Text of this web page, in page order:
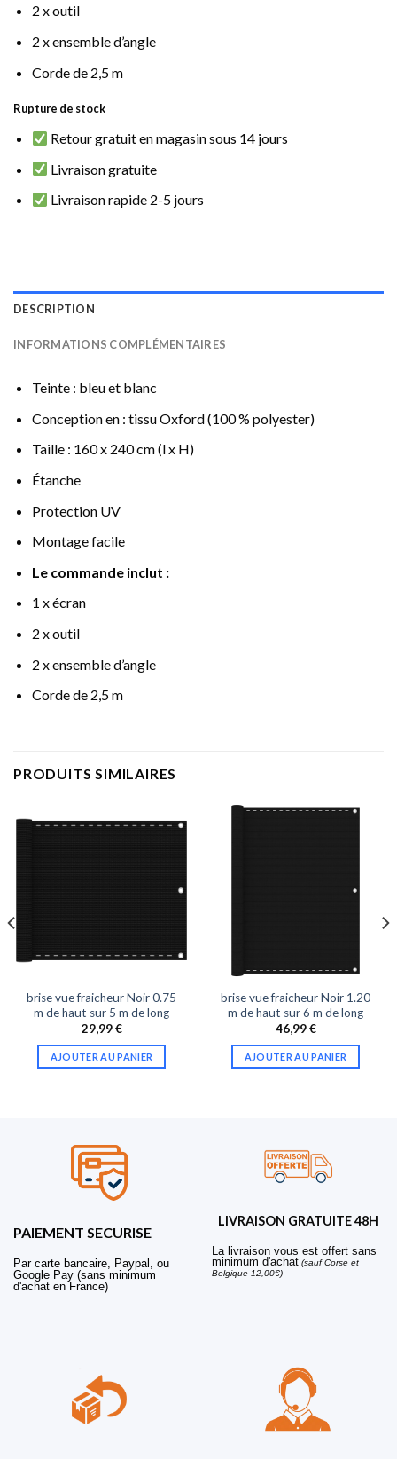
2 x outil
2 x ensemble d’angle
Corde de 2,5 m
Rupture de stock
Retour gratuit en magasin sous 14 jours
Livraison gratuite
Livraison rapide 2-5 jours
DESCRIPTION
INFORMATIONS COMPLÉMENTAIRES
Teinte : bleu et blanc
Conception en : tissu Oxford (100 % polyester)
Taille : 160 x 240 cm (l x H)
Étanche
Protection UV
Montage facile
Le commande inclut :
1 x écran
2 x outil
2 x ensemble d’angle
Corde de 2,5 m
PRODUITS SIMILAIRES
brise vue fraicheur Noir 0.75
m de haut sur 5 m de long
29,99€
AJOUTER AU PANIER
brise vue fraicheur Noir 1.20
m de haut sur 6 m de long
46,99€
AJOUTER AU PANIER
PAIEMENT SECURISE
Par carte bancaire, Paypal, ou
Google Pay (sans minimum
d'achat en France)
LIVRAISON GRATUITE 48H
La livraison vous est offert sans
minimum d'achat (sauf Corse et
Belgique 12,00€)